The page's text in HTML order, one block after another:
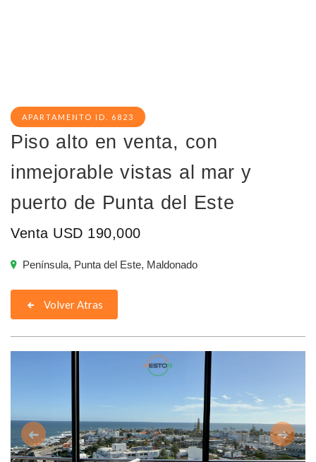
APARTAMENTO ID. 6823
Piso alto en venta, con
inmejorable vistas al mar y
puerto de Punta del Este
Venta USD 190,000
Península, Punta del Este, Maldonado
Volver Atras
Anterior